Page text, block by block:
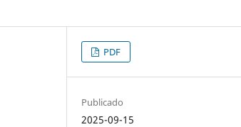
PDF
Publicado
2025-09-15